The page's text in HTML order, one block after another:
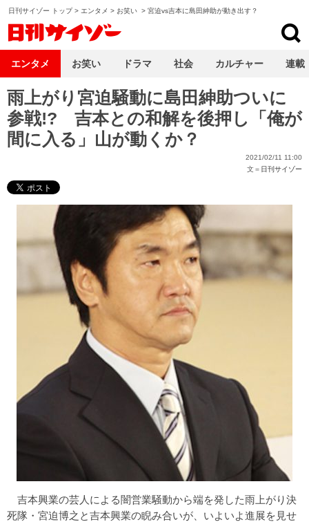
日刊サイゾー トップ> エンタメ > お笑い > 宮迫vs吉本に島田紳助が動き出す？
雨上がり宮迫騒動に島田紳助ついに
参戦!? 吉本との和解を後押し「俺が
間に入る」山が動くか？
2021/02/11 11:00
文＝ 日刊サイゾー
吉本興業の芸人による闇営業騒動から端を発した雨上がり決
死隊・宮迫博之と吉本興業の睨み合いが、いよいよ進展を見せ
エンタメ お笑い ドラマ 社会 カルチャー 連載